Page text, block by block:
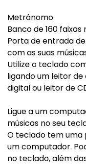
Metrónomo
Banco de 160 faixas
Porta de entrada
com as suas
Utilize o teclado
ligando um leitor
digital ou leitor de
Ligue a um
músicas no seu
O teclado tem uma
um computador.
no teclado, além